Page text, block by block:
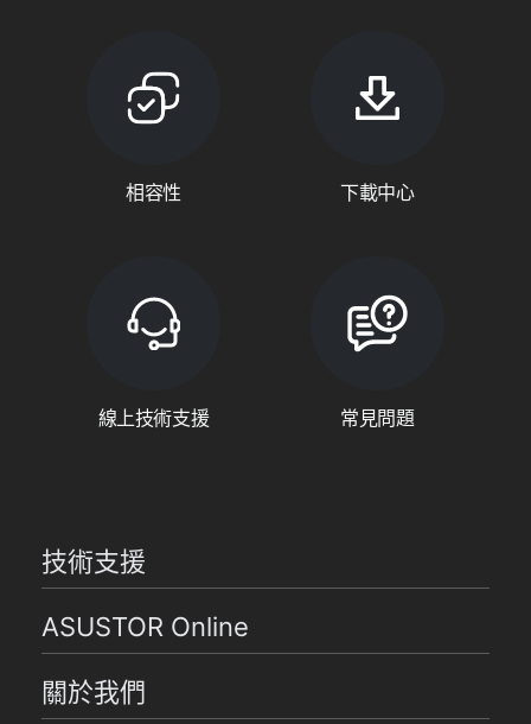
相容性 下載中心
線上技術支援 常見問題
技術支援
ASUSTOR Online
關於我們